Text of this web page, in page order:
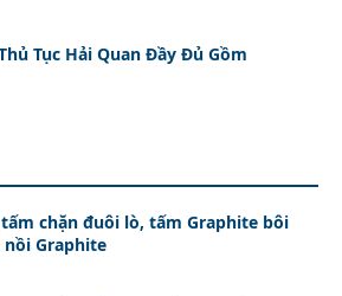
Tục Hải Quan Đầy Đủ Gồm
chặn đuôi lò, tấm Graphite bôi
Graphite